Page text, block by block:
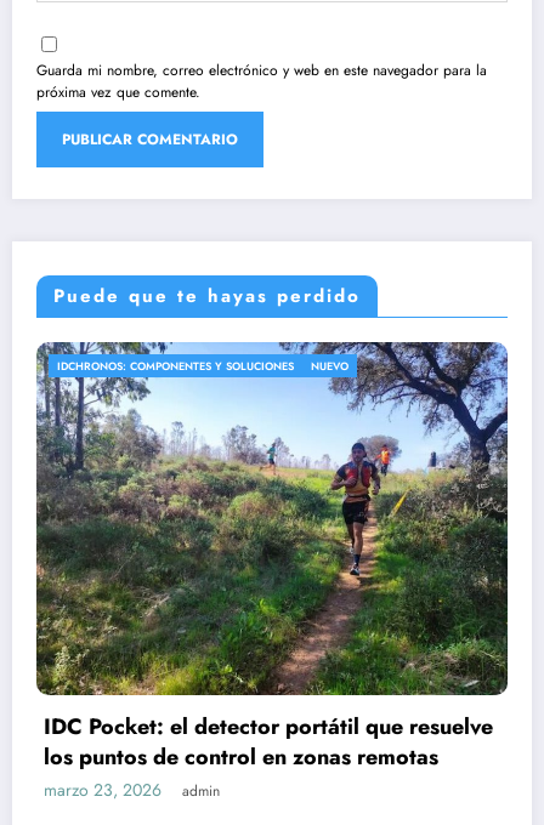
Guarda mi nombre, correo electrónico y web en este navegador para la
próxima vez que comente.
Puede que te hayas perdido
IDCHRONOS: COMPONENTES Y SOLUCIONES NUEVO
IDC Pocket: el detector portátil que resuelve
los puntos de control en zonas remotas
marzo 23, 2026 admin